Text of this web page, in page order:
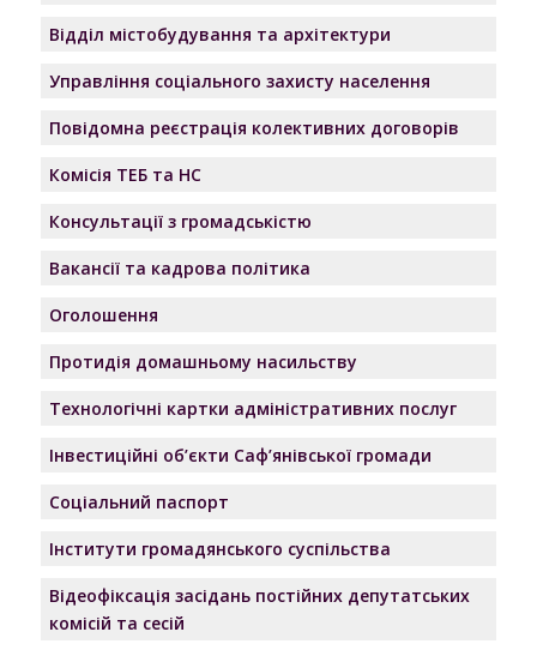
Відділ містобудування та архітектури
Управління соціального захисту населення
Повідомна реєстрація колективних договорів
Комісія ТЕБ та НС
Консультації з громадськістю
Вакансії та кадрова політика
Оголошення
Протидія домашньому насильству
Технологічні картки адміністративних послуг
Інвестиційні об’єкти Саф’янівської громади
Соціальний паспорт
Інститути громадянського суспільства
Відеофіксація засідань постійних депутатських
комісій та сесій